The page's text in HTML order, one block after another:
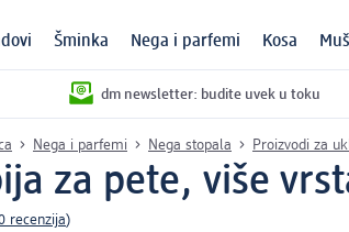
Šminka Nega i parfemi Kosa
dm newsletter: budite uvek u toku
Nega i parfemi Nega stopala Proizvodi za
za pete, više
recenzija)